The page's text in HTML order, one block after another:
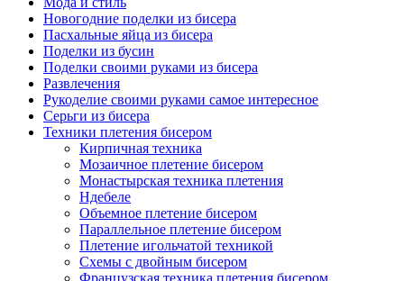
Новогодние поделки из бисера
Пасхальные яйца из бисера
Поделки из бусин
Поделки своими руками из бисера
Развлечения
Рукоделие своими руками самое интересное
Серьги из бисера
Техники плетения бисером
Кирпичная техника
Мозаичное плетение бисером
Монастырская техника плетения
Ндебеле
Объемное плетение бисером
Параллельное плетение бисером
Плетение игольчатой техникой
Схемы с двойным бисером
Французская техника плетения бисером